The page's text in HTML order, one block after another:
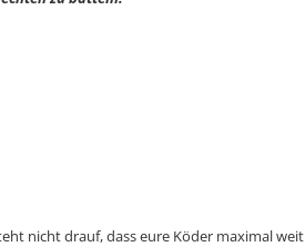
nicht drauf, dass eure Köder maximal weit